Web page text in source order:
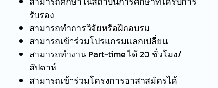
รับรอง
สามารถทำการวิจัยหรือฝึกอบรม
สามารถเข้าร่วมโปรแกรมแลกเปลี่ยน
สามารถทำงาน Part-time ได้ 20 ชั่วโมง/
สัปดาห์
สามารถเข้าร่วมโครงการอาสาสมัครได้